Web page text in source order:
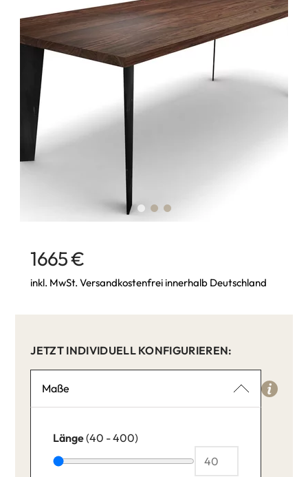
1665 €
inkl. MwSt. Versandkostenfrei innerhalb Deutschland
JETZT INDIVIDUELL KONFIGURIEREN:
Maße
Länge(40 - 400)